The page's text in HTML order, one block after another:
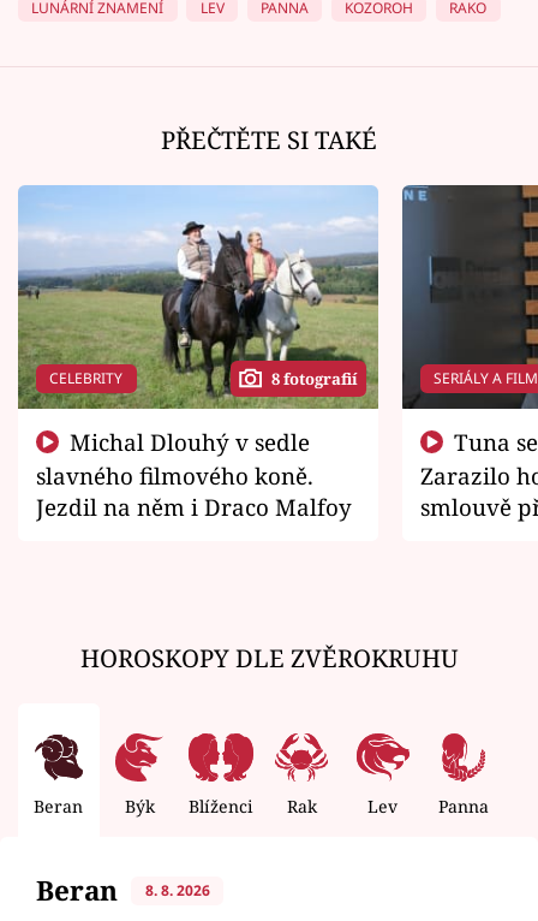
LUNÁRNÍ ZNAMENÍ LEV PANNA KOZOROH RAKO
PŘEČTĚTE SI TAKÉ
CELEBRITY 8 fotografií
slavného filmového koně.
Jezdil na něm i Draco Malfoy
SERIÁLY A
Zarazilo
smlouvě
HOROSKOPY DLE ZVĚROKRUHU
Beran Býk Blíženci Rak Lev Panna
Beran 8. 8. 2026